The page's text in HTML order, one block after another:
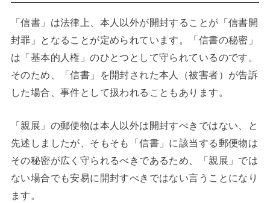
「信書」は法律上、本人以外が開封することが「信書開
封罪」となることが定められています。「信書の秘密」
は「基本的人権」のひとつとして守られているのです。
そのため、「信書」を開封された本人（被害者）が告訴
した場合、事件として扱われることもあります。
「親展」の郵便物は本人以外は開封すべきではない、と
先述しましたが、そもそも「信書」に該当する郵便物は
その秘密が広く守られるべきであるため、「親展」では
ない場合でも安易に開封すべきではない言うことになり
ます。